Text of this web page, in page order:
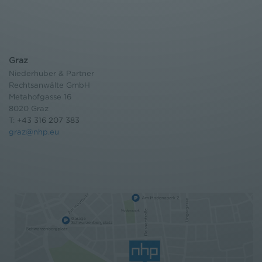
Graz
Niederhuber & Partner
Rechtsanwälte GmbH
Metahofgasse 16
8020 Graz
T: +43 316 207 383
graz@nhp.eu